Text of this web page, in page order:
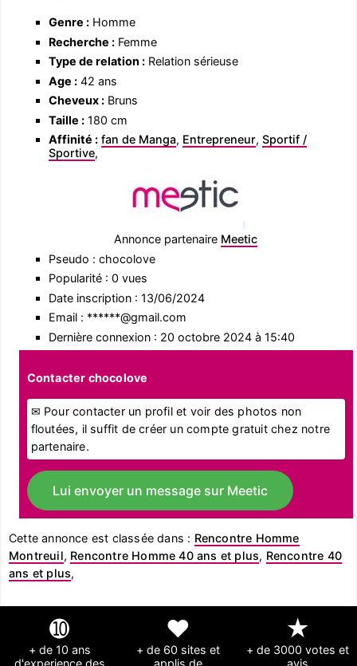
Genre :Homme
Recherche :Femme
Type de relation :Relation sérieuse
Age :42 ans
Cheveux :Bruns
Taille :180 cm
Affinité : fan de Manga, Entrepreneur, Sportif /
Sportive,
Annonce partenaire Meetic
Pseudo : chocolove
Popularité : 0 vues
Date inscription : 13/06/2024
Email : ******@gmail.com
Dernière connexion : 20 octobre 2024 à 15:40
Contacter chocolove
✉ Pour contacter un profil et voir des photos non
floutées, il suffit de créer un compte gratuit chez notre
partenaire.
Lui envoyer un message sur Meetic
Cette annonce est classée dans : Rencontre Homme
Montreuil, Rencontre Homme 40 ans et plus, Rencontre 40
ans et plus,
➓
+ de 10 ans
d'experience des
❤
+ de 60 sites et
applis de
★
+ de 3000 votes et
avis